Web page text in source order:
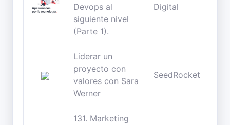
Devops al
siguiente nivel
(Parte 1).
Digital
Liderar un
proyecto con
valores con Sara
Werner
SeedRocket
131. Marketing